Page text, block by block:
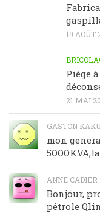
19 AOÛT
Piège
21 MAI
GASTON
mon
ANNE CADIER
Bonjour,
pétrole